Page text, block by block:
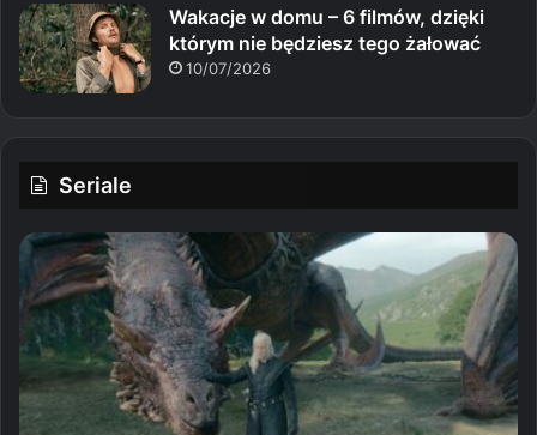
Wakacje w domu – 6 filmów, dzięki
którym nie będziesz tego żałować
10/07/2026
Seriale